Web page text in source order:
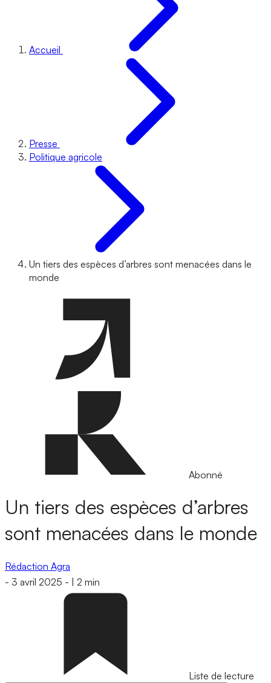
Accueil
Presse
Politique agricole
Un tiers des espèces d’arbres sont menacées dans le
monde
Abonné
Un tiers des espèces d’arbres
sont menacées dans le monde
Rédaction Agra
- 3 avril 2025 - 2 min
Liste de lecture